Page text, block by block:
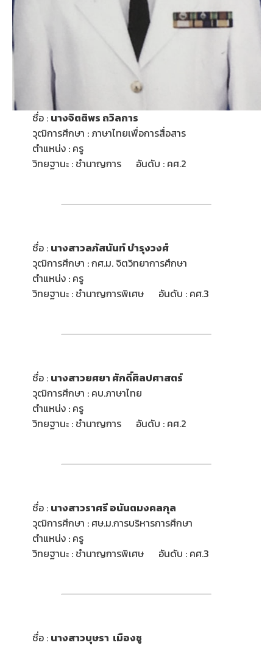
ชื่อ : นางจิตติพร ถวิลการ
วุฒิการศึกษา : ภาษาไทยเพื่อการสื่อสาร
ตำแหน่ง : ครู
วิทยฐานะ : ชำนาญการ อันดับ : คศ.2
ชื่อ : นางสาวลภัสนันท์ บำรุงวงศ์
วุฒิการศึกษา : กศ.ม. จิตวิทยาการศึกษา
ตำแหน่ง : ครู
วิทยฐานะ : ชำนาญการพิเศษ อันดับ : คศ.3
ชื่อ : นางสาวยศยา ศักดิ์ศิลปศาสตร์
วุฒิการศึกษา : คบ.ภาษาไทย
ตำแหน่ง : ครู
วิทยฐานะ : ชำนาญการ อันดับ : คศ.2
ชื่อ : นางสาวราศรี อนันตมงคลกุล
วุฒิการศึกษา : ศษ.ม.การบริหารการศึกษา
ตำแหน่ง : ครู
วิทยฐานะ : ชำนาญการพิเศษ อันดับ : คศ.3
ชื่อ : นางสาวบุษรา เมืองชู